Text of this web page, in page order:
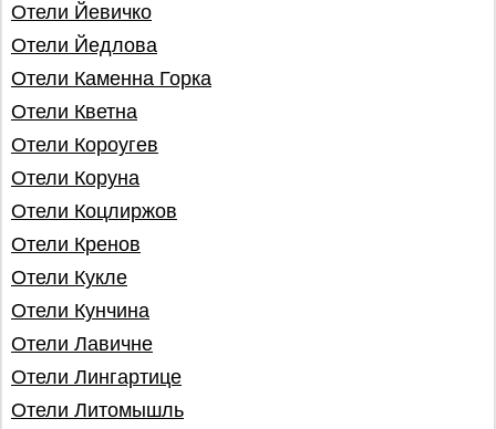
Отели Йевичко
Отели Йедлова
Отели Каменна Горка
Отели Кветна
Отели Короугев
Отели Коруна
Отели Коцлиржов
Отели Кренов
Отели Кукле
Отели Кунчина
Отели Лавичне
Отели Лингартице
Отели Литомышль